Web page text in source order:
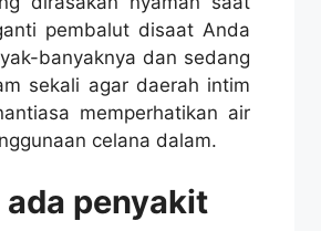
pembalut disaat Anda
banyaknya dan sedang
sekali agar daerah intim
memperhatikan air
celana dalam.
penyakit